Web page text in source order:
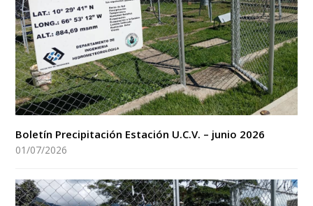
Boletín Precipitación Estación U.C.V. – junio 2026
01/07/2026